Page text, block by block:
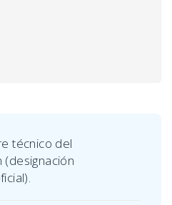
técnico del
(designación